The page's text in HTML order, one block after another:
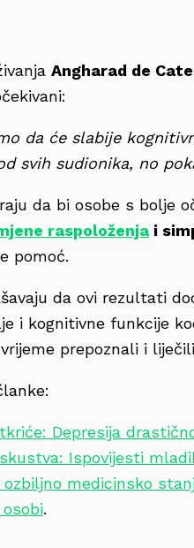
Angharad de
da će slabije
svih sudionika, no
da bi osobe s bolje
raspoloženja i
pomoć.
da ovi rezultati
i kognitivne funkcije
prepoznali i
Depresija
Ispovijesti
ozbiljno medicinsko
.